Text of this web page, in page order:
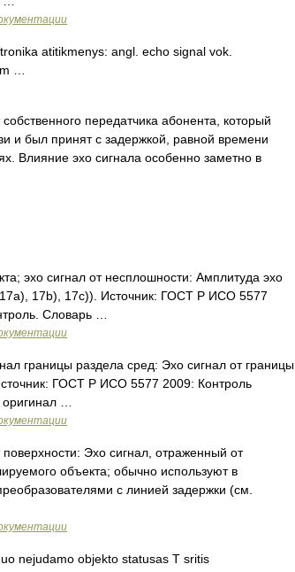
atitikmenys: angl. echo signal vok.
…
передатчика абонента, который
и был принят с задержкой, равной времени
Влияние эхо сигнала особенно заметно в
эхо сигнал от несплошности: Амплитуда эхо
17b), 17с)). Источник: ГОСТ Р ИСО 5577
Словарь …
границы раздела сред: Эхо сигнал от границы
ГОСТ Р ИСО 5577 2009: Контроль
…
Эхо сигнал, отраженный от
объекта; обычно используют в
с линией задержки (см.
nejudamo objekto statusas T sritis